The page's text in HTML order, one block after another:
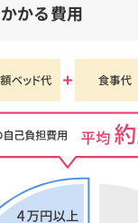
かる費用